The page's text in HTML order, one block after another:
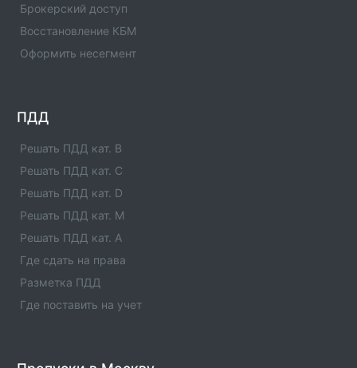
Сферы деятельности отделения - официальная
Отделение ГИБДД ОМВД России по Урус-
Отделение ГИБДД Отделение ГИБДД ОМВД России
по Урус-Мартановскому р-ну Чеченской
Республики(Код:1196011) с адресами, телефонами.
Сферы деятельности отделения - официальная
информация.
Отделение ГИБДД ОМВД России по Сунженскому
Отделение ГИБДД Отделение ГИБДД ОМВД России
по Сунженскому р-ну Чеченской
Сферы деятельности отделения - официальная
информация.
Юртовскому р-ну Чеченской
Брокерский доступ
Восстановление КБМ
Оформить несегмент
ПДД
Решать ПДД кат. B
Решать ПДД кат. C
Решать ПДД кат. D
Решать ПДД кат. M
Решать ПДД кат. A
Где сдать на права
Разметка ПДД
Где поставить на учет